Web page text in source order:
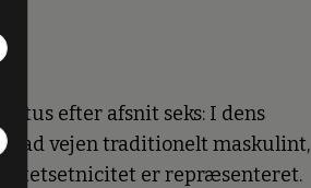
efter afsnit seks: I dens
ad vejen traditionelt maskulint,
er repræsenteret.